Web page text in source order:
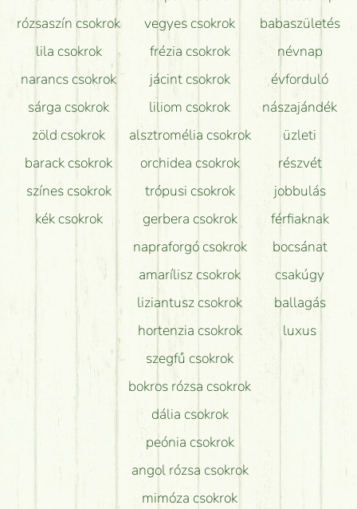
Tudok adventi koszorút vásárolni boltban?
rózsaszín csokrok
lila csokrok
narancs csokrok
sárga csokrok
zöld csokrok
barack csokrok
színes csokrok
kék csokrok
vegyes csokrok
frézia csokrok
jácint csokrok
liliom csokrok
alsztromélia csokrok
orchidea csokrok
trópusi csokrok
gerbera csokrok
napraforgó csokrok
amarílisz csokrok
liziantusz csokrok
hortenzia csokrok
szegfű csokrok
bokros rózsa csokrok
dália csokrok
peónia csokrok
angol rózsa csokrok
mimóza csokrok
babaszületés
névnap
évforduló
nászajándék
üzleti
részvét
jobbulás
férfiaknak
bocsánat
csakúgy
ballagás
luxus